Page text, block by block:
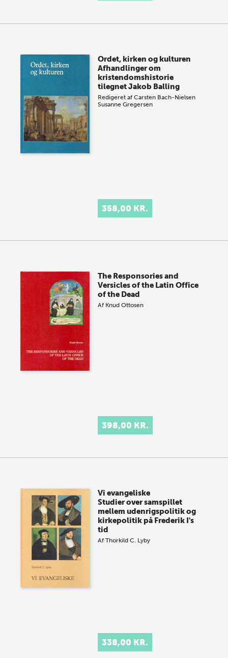
Ordet, kirken og kulturen
Afhandlinger om
kristendomshistorie
tilegnet Jakob Balling
Redigeret afCarsten Bach-Nielsen
Susanne Gregersen
358,00 KR.
The Responsories and
Versicles of the Latin Office
of the Dead
Af Knud Ottosen
398,00 KR.
Vi evangeliske
Studier over samspillet
mellem udenrigspolitik og
kirkepolitik på Frederik I's
tid
AfThorkild C. Lyby
338,00 KR.